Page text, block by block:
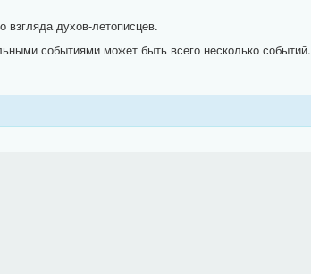
духов-летописцев.
событиями может быть всего несколько событий.